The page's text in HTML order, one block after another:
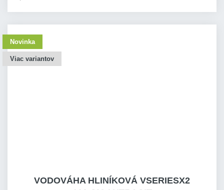
Novinka
Viac variantov
VODOVÁHA HLINÍKOVÁ VSERIESX2